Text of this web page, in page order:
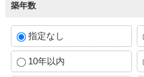
築年数
指定なし
10年以内